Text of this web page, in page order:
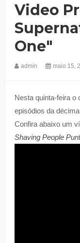
Video
One"
admin maio 15,
Nesta quinta-feira o
episódios da
Confira abaixo um
Shaving People